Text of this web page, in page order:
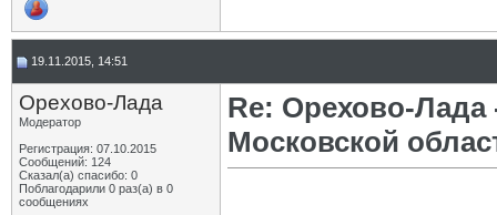
19.11.2015, 14:51
Орехово-Лада
Модератор
Регистрация: 07.10.2015
Сообщений: 124
Сказал(а) спасибо: 0
Поблагодарили 0 раз(а) в 0
сообщениях
Re: Орехово-
Московской